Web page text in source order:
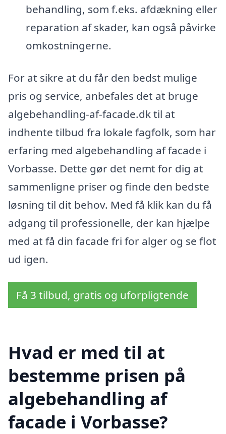
behandling, som f.eks. afdækning eller
reparation af skader, kan også påvirke
omkostningerne.
For at sikre at du får den bedst mulige
pris og service, anbefales det at bruge
algebehandling-af-facade.dk til at
indhente tilbud fra lokale fagfolk, som har
erfaring med algebehandling af facade i
Vorbasse. Dette gør det nemt for dig at
sammenligne priser og finde den bedste
løsning til dit behov. Med få klik kan du få
adgang til professionelle, der kan hjælpe
med at få din facade fri for alger og se flot
ud igen.
Få 3 tilbud, gratis og uforpligtende
Hvad er med til at
bestemme prisen på
algebehandling af
facade i Vorbasse?